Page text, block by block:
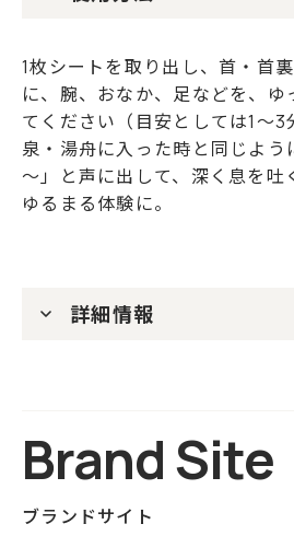
1枚シートを取り出し、首・首
に、腕、おなか、足などを、ゆ
てください（目安としては1～3
泉・湯舟に入った時と同じよう
～」と声に出して、深く息を吐
ゆるまる体験に。
詳細情報
Brand Site
ブランドサイト